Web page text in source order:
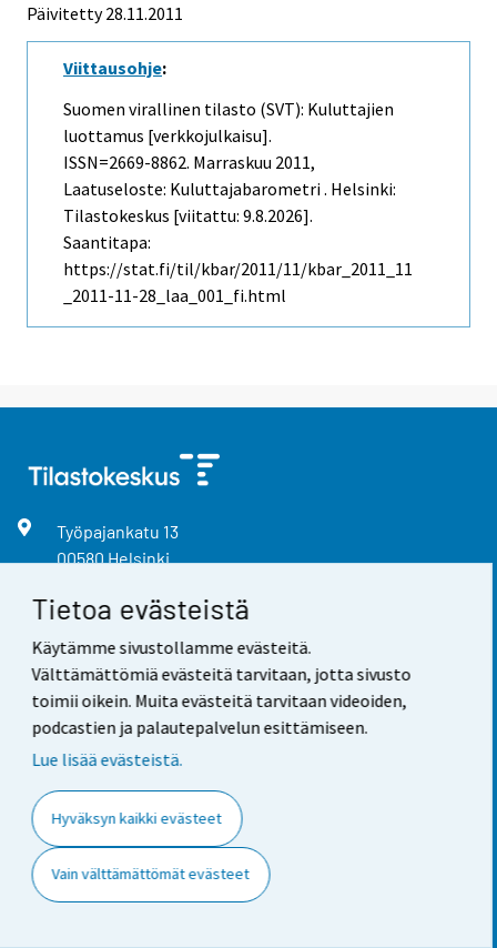
Tietoa evästeistä
Käytämme sivustollamme evästeitä.
Välttämättömiä evästeitä tarvitaan, jotta sivusto
toimii oikein. Muita evästeitä tarvitaan videoiden,
podcastien ja palautepalvelun esittämiseen.
Lue lisää evästeistä.
Hyväksyn kaikki evästeet
Vain välttämättömät evästeet
Päivitetty 28.11.2011
Viittausohje:
Suomen virallinen tilasto (SVT): Kuluttajien
luottamus [verkkojulkaisu].
ISSN=2669-8862. Marraskuu 2011,
Laatuseloste: Kuluttajabarometri . Helsinki:
Tilastokeskus [viitattu: 9.8.2026].
Saantitapa:
https://stat.fi/til/kbar/2011/11/kbar_2011_11
_2011-11-28_laa_001_fi.html
Työpajankatu 13
00580 Helsinki
Vaihde
029 551 1000
info@stat.fi
Kysy meiltä
Neuvonta ja tietopalvelu
Kysy tilastoista
Usein kysytyt kysymykset
Medialle